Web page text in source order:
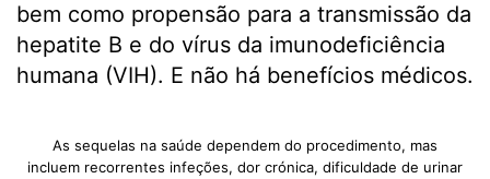
bem como propensão para a transmissão da
hepatite B e do vírus da imunodeficiência
humana (VIH). E não há benefícios médicos.
As sequelas na saúde dependem do procedimento, mas
incluem recorrentes infeções, dor crónica, dificuldade de urinar